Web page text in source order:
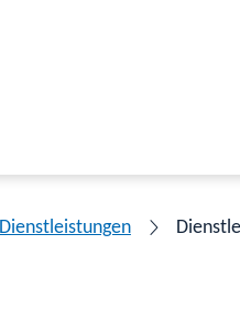
Dienstleistungen